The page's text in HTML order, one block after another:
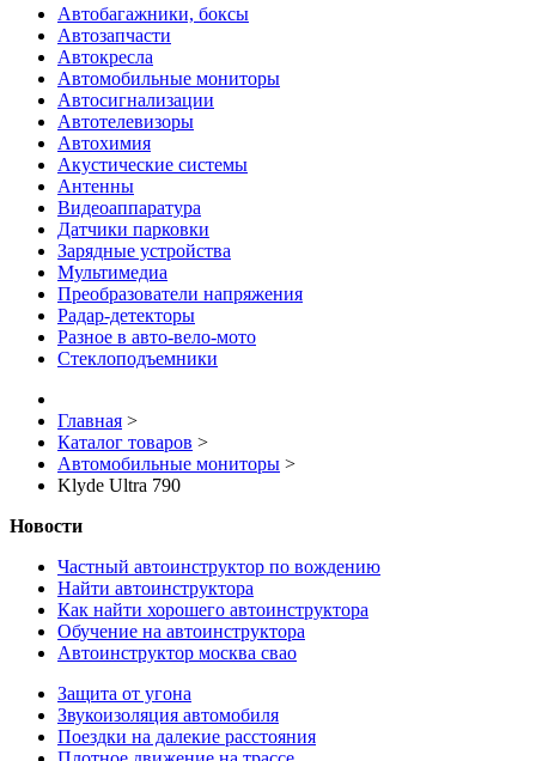
Автобагажники, боксы
Автозапчасти
Автокресла
Автомобильные мониторы
Автосигнализации
Автотелевизоры
Автохимия
Акустические системы
Антенны
Видеоаппаратура
Датчики парковки
Зарядные устройства
Мультимедиа
Преобразователи напряжения
Радар-детекторы
Разное в авто-вело-мото
Стеклоподъемники
Главная >
Каталог товаров >
Автомобильные мониторы >
Klyde Ultra 790
Новости
Частный автоинструктор по вождению
Найти автоинструктора
Как найти хорошего автоинструктора
Обучение на автоинструктора
Автоинструктор москва свао
Защита от угона
Звукоизоляция автомобиля
Поездки на далекие расстояния